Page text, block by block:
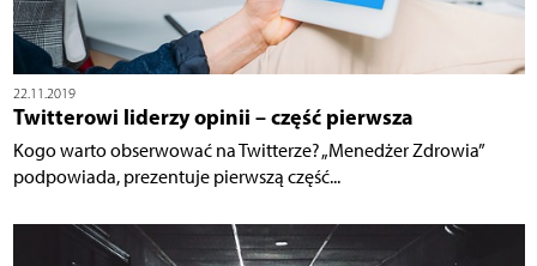
22.11.2019
Twitterowi liderzy opinii – część pierwsza
Kogo warto obserwować na Twitterze? „Menedżer Zdrowia”
podpowiada, prezentuje pierwszą część...